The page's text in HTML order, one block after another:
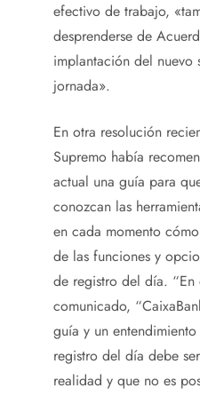
efectivo de trabajo,
desprenderse de
implantación del nuevo
jornada».
En otra resolución
Supremo había
actual una guía para
conozcan las
en cada momento
de las funciones y
de registro del día. “En
comunicado,
guía y un
registro del día debe
realidad y que no es